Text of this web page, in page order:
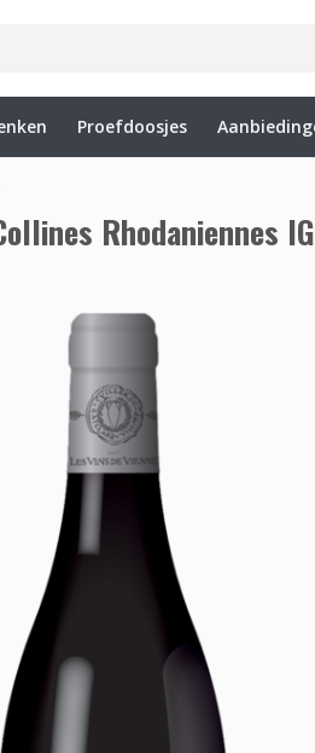
Proefdoosjes
vanaf €75 (NL) Levering
Rhodaniennes